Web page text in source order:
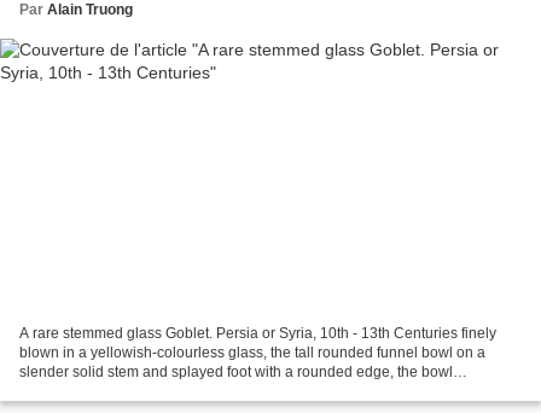
Par Alain Truong
A rare stemmed glass Goblet. Persia or Syria, 10th - 13th Centuries finely
blown in a yellowish-colourless glass, the tall rounded funnel bowl on a
slender solid stem and splayed foot with a rounded edge, the bowl